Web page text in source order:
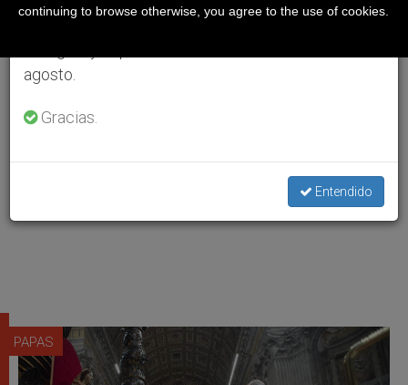
PAPAS
agosto.
Gracias.
Entendido
continuing to browse otherwise, you agree to the use of cookies.